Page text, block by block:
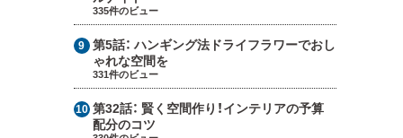
335件のビュー
第5話：ハンギング法ドライフラワーでおし
ゃれな空間を
331件のビュー
第32話： 賢く空間作り！インテリアの予算
配分のコツ